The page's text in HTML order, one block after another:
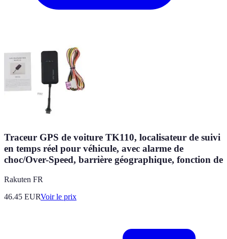
Traceur GPS de voiture TK110, localisateur de suivi
en temps réel pour véhicule, avec alarme de
choc/Over-Speed, barrière géographique, fonction de
Rakuten FR
46.45 EURVoir le prix